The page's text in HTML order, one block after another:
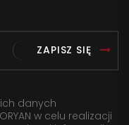
ZAPISZ SIĘ
danych
w celu realizacji